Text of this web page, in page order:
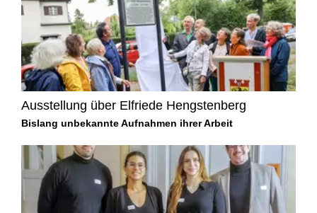
Ausstellung über Elfriede Hengstenberg
Bislang unbekannte Aufnahmen ihrer Arbeit